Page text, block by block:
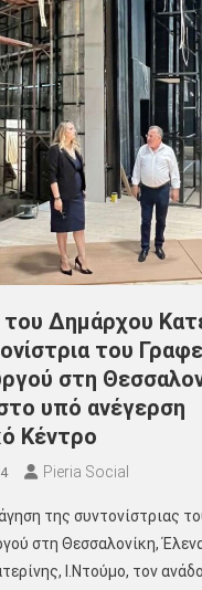
Δημάρχου
του
στη
υπό ανέγερση
Κέντρο
Pieria Social
της συντονίστριας
στη Θεσσαλονίκη,
Ι.Ντούμο, τον